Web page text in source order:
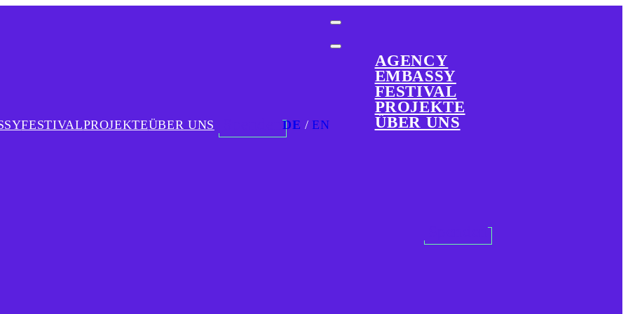
FESTIVALPROJEKTEÜBER UNS SpendenDE EN
AGENCY
EMBASSY
FESTIVAL
PROJEKTE
ÜBER UNS